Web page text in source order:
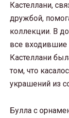
Кастеллани,
дружбой,
коллекции. В
все входившие
Кастеллани
том, что
украшений из
Булла с